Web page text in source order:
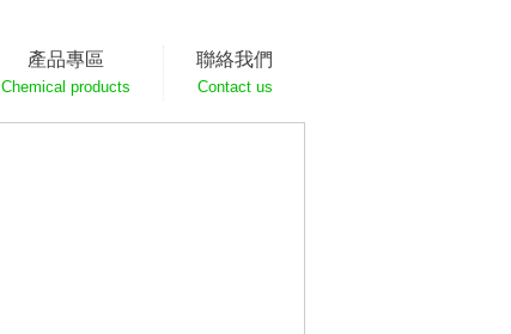
產品專區
Chemical products
聯絡我們
Contact us